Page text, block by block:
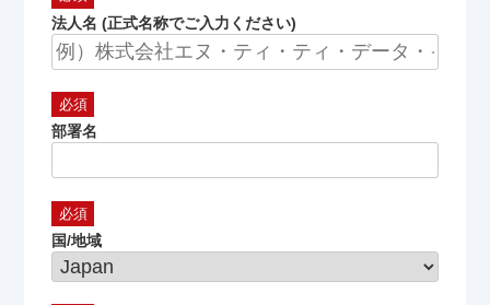
法人名 (正式名称でご入力ください)
部署名
国/地域